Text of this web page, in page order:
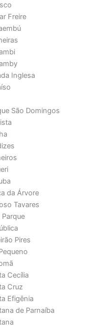
Freire
Inglesa
São Domingos
da Árvore
Tavares
Pires
Cecília
Cruz
Efigênia
de Parnaíba